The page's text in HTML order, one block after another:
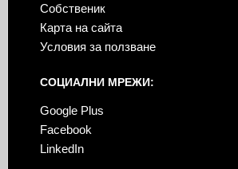
Собственик
Карта на сайта
Условия за ползване
СОЦИАЛНИ МРЕЖИ:
Google Plus
Facebook
LinkedIn